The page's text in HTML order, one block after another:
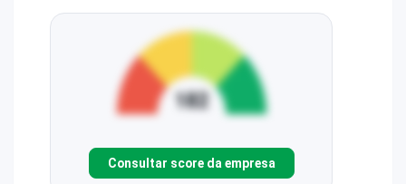
Consultar score da empresa